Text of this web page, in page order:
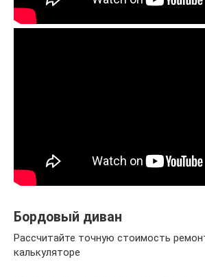
Бордовый диван
Рассчитайте точную стоимость
калькуляторе